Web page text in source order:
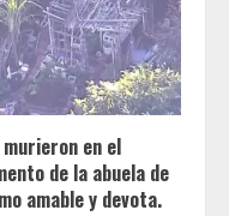
en el
de la abuela de
amable y devota.